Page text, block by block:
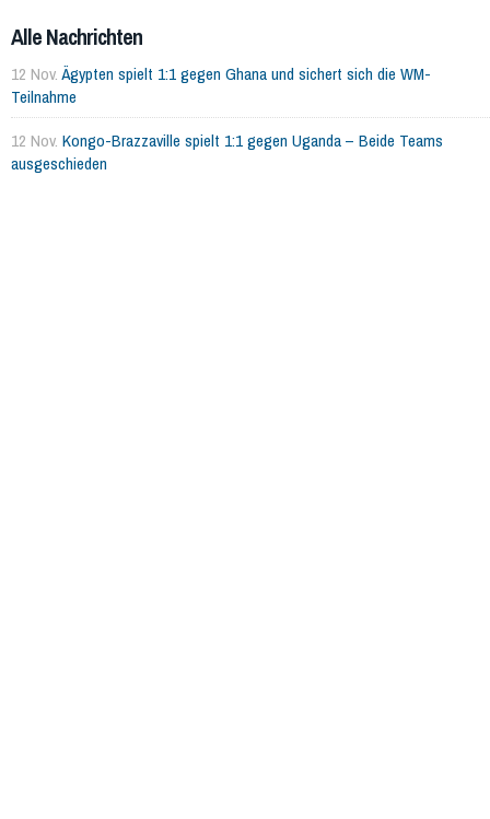
Alle Nachrichten
12 Nov.Ägypten spielt 1:1 gegen Ghana und sichert sich die WM-
Teilnahme
12 Nov. Kongo-Brazzaville spielt 1:1 gegen Uganda – Beide Teams
ausgeschieden